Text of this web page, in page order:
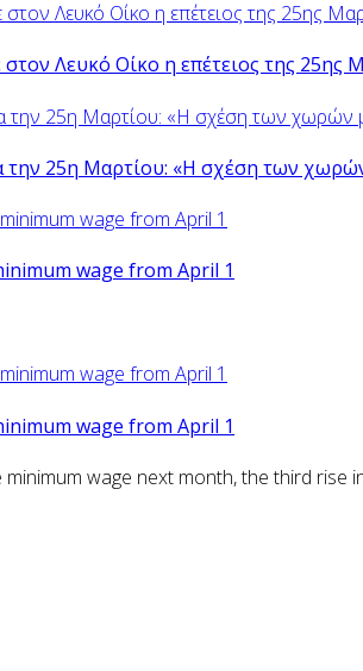
Λευκό Οίκο η επέτειος της 25ης
την 25η Μαρτίου: «Η σχέση των
wage from April 1
wage from April 1
wage next month, the third